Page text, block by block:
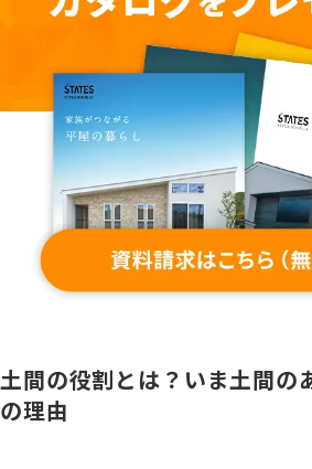
土間の役割とは？いま土間の
の理由